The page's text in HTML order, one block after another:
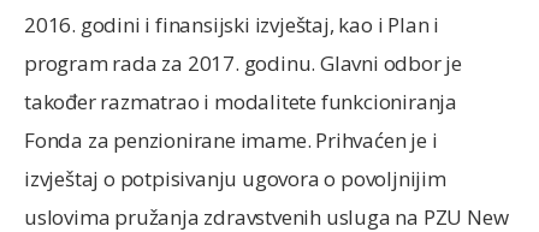
2016. godini i finansijski izvještaj, kao i Plan i
program rada za 2017. godinu. Glavni odbor je
također razmatrao i modalitete funkcioniranja
Fonda za penzionirane imame. Prihvaćen je i
izvještaj o potpisivanju ugovora o povoljnijim
uslovima pružanja zdravstvenih usluga na PZU New